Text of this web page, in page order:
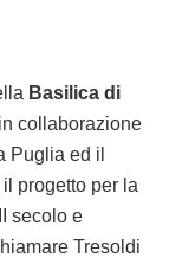
Basilica di
collaborazione
Puglia ed il
progetto per la
secolo e
Tresoldi